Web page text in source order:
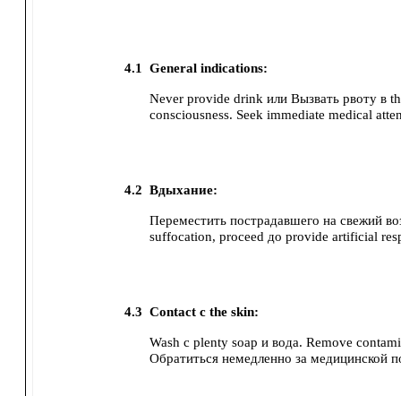
4.1 General indications:
Never provide drink или Вызвать рвоту в
consciousness. Seek immediate medical
4.2 Вдыхание:
Переместить пострадавшего на свежий
suffocation, proceed до provide artificial
4.3 Contact с the skin:
Wash с plenty soap и вода. Remove
Обратиться немедленно за медицинской